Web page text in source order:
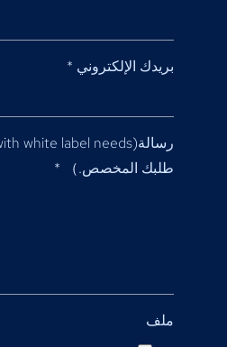
بريدك الإلكتروني *
رسالة(white label needs
طلبك المخصص.）
*
ملف